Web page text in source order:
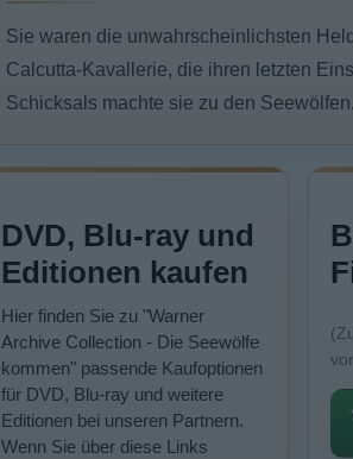
Sie waren die unwahrscheinlichsten
Calcutta-Kavallerie, die ihren letzten
Schicksals machte sie zu den Seewölfen.
DVD, Blu-ray und
Editionen kaufen
Hier finden Sie zu "Warner
Archive Collection - Die Seewölfe
kommen" passende Kaufoptionen
für DVD, Blu-ray und weitere
Editionen bei unseren Partnern.
Wenn Sie über diese Links